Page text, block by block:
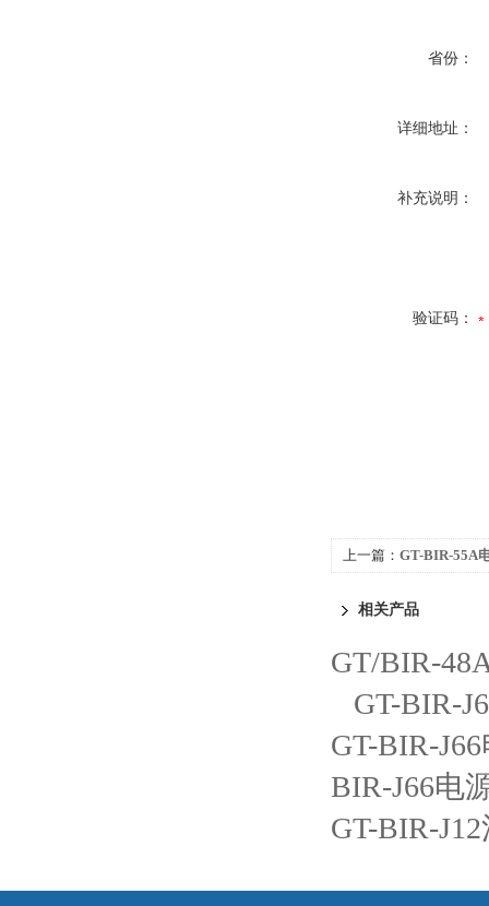
省份：
详细地址：
补充说明：
验证码：
上一篇： GT-BIR-55A
相关产品
GT/BIR-
GT-BIR-
GT-BIR-
BIR-J66电
GT-BIR-